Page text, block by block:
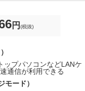
円 (税抜)
ップパソコンなどLANケ
通信が利用できる
ード）